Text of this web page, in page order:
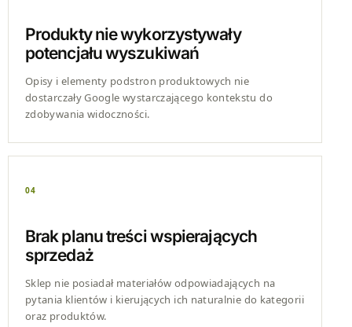
Produkty nie wykorzystywały
potencjału wyszukiwań
Opisy i elementy podstron produktowych nie
dostarczały Google wystarczającego kontekstu do
zdobywania widoczności.
04
Brak planu treści wspierających
sprzedaż
Sklep nie posiadał materiałów odpowiadających na
pytania klientów i kierujących ich naturalnie do kategorii
oraz produktów.